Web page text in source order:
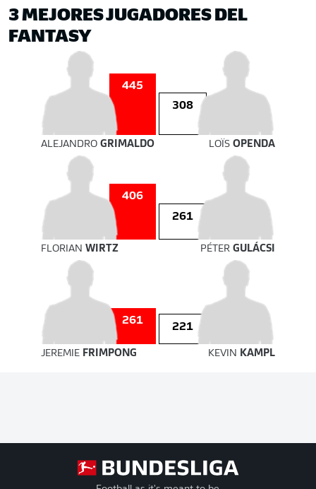
3 MEJORES JUGADORES DEL
FANTASY
445
308
ALEJANDRO GRIMALDO LOÏSOPENDA
406
261
FLORIAN WIRTZ PÉTERGULÁCSI
261
221
JEREMIE FRIMPONG KEVIN KAMPL